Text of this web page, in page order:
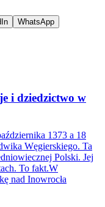
WhatsApp
i dziedzictwo w
1373 a 18
Węgierskiego. Ta
Polski. Jej
To fakt.W
nad Inowrocła